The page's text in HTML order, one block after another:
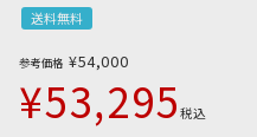
送料無料
参考価格 ¥54,000
¥53,295税込